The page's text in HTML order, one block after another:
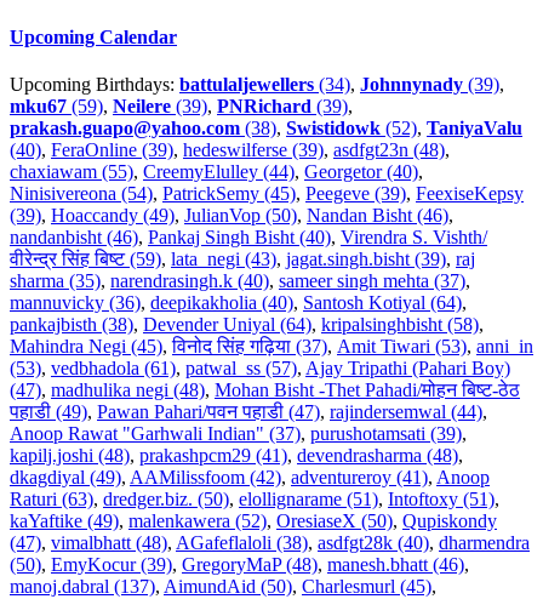
Upcoming Calendar
Upcoming Birthdays: battulaljewellers (34), Johnnynady (39),
mku67 (59), Neilere (39), PNRichard (39),
prakash.guapo@yahoo.com (38), Swistidowk (52), TaniyaValu
(40), FeraOnline (39), hedeswilferse (39), asdfgt23n (48),
chaxiawam (55), CreemyElulley (44), Georgetor (40),
Ninisivereona (54), PatrickSemy (45), Peegeve (39), FeexiseKepsy
(39), Hoaccandy (49), JulianVop (50), Nandan Bisht (46),
nandanbisht (46), Pankaj Singh Bisht (40), Virendra S. Vishth/
वीरेन्द्र सिंह बिष्ट (59), lata_negi (43), jagat.singh.bisht (39), raj
sharma (35), narendrasingh.k (40), sameer singh mehta (37),
mannuvicky (36), deepikakholia (40), Santosh Kotiyal (64),
pankajbisth (38), Devender Uniyal (64), kripalsinghbisht (58),
Mahindra Negi (45),विनोद सिंह गढ़िया (37), Amit Tiwari (53), anni_in
(53), vedbhadola (61), patwal_ss (57), Ajay Tripathi (Pahari Boy)
(47), madhulika negi (48), Mohan Bisht -Thet Pahadi/मोहन बिष्ट-ठेठ
पहाडी (49), Pawan Pahari/पवन पहाडी (47), rajindersemwal (44),
Anoop Rawat "Garhwali Indian" (37), purushotamsati (39),
kapilj.joshi (48), prakashpcm29 (41), devendrasharma (48),
dkagdiyal (49), AAMilissfoom (42), adventureroy (41), Anoop
Raturi (63), dredger.biz. (50), elollignarame (51), Intoftoxy (51),
kaYaftike (49), malenkawera (52), OresiaseX (50), Qupiskondy
(47), vimalbhatt (48), AGafeflaloli (38), asdfgt28k (40), dharmendra
(50), EmyKocur (39), GregoryMaP (48), manesh.bhatt (46),
manoj.dabral (137), AimundAid (50), Charlesmurl (45),